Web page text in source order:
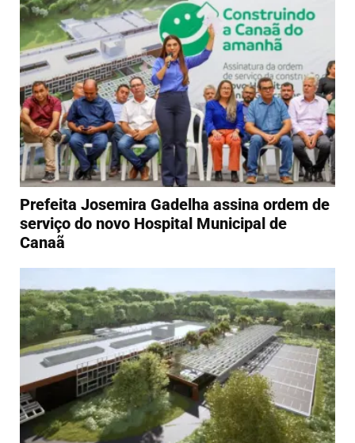
Prefeita Josemira Gadelha assina ordem de
serviço do novo Hospital Municipal de
Canaã